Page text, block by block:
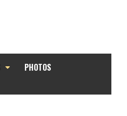
PHOTOS